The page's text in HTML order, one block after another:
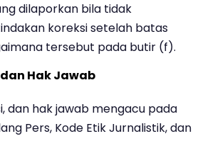
dilaporkan bila tidak
koreksi setelah batas
tersebut pada butir (f).
Hak Jawab
dan hak jawab mengacu pada
Pers, Kode Etik Jurnalistik, dan